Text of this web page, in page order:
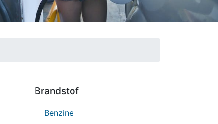
Brandstof
Benzine